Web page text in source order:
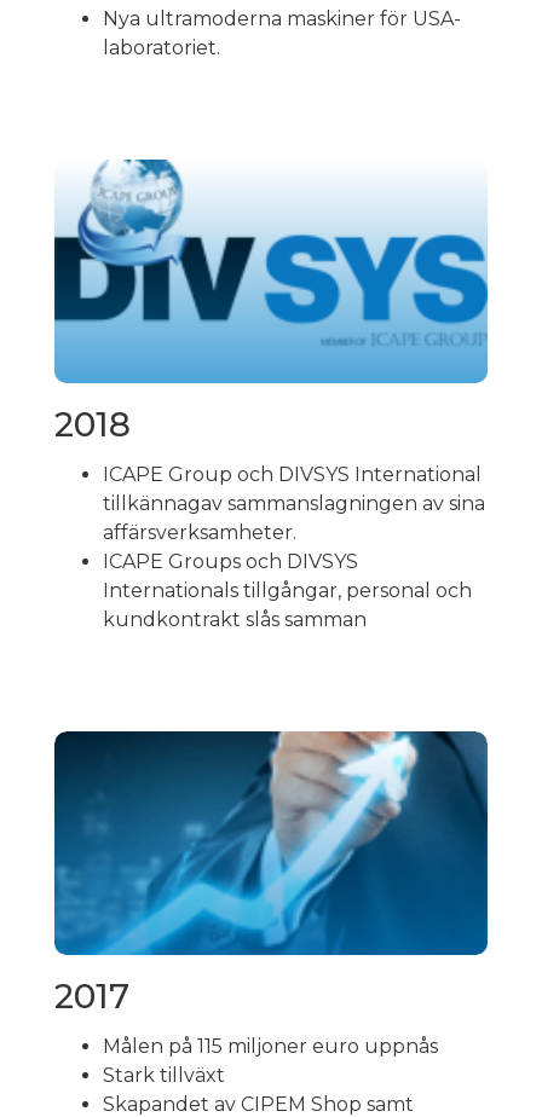
Nya ultramoderna maskiner för USA-
laboratoriet.
2018
ICAPE Group och DIVSYS International
tillkännagav sammanslagningen av sina
affärsverksamheter.
ICAPE Groups och DIVSYS
Internationals tillgångar, personal och
kundkontrakt slås samman
2017
Målen på 115 miljoner euro uppnås
Stark tillväxt
Skapandet av CIPEM Shop samt